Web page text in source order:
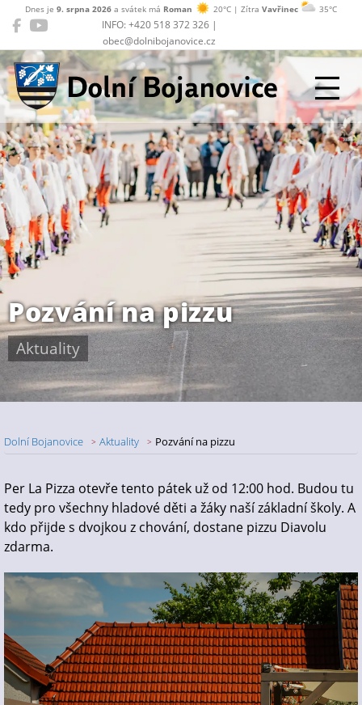
INFO: +420 518 372 326 |
obec@dolnibojanovice.cz
Dnes je 9. srpna 2026 a svátek má Roman 20°C | Zítra Vavřinec 35°C
Dolní Bojanovice
Pozvání na pizzu
Aktuality
Dolní Bojanovice Aktuality Pozvání na pizzu
Nadpis článku
Per La Pizza otevře tento pátek už od 12:00 hod. Budou tu
tedy pro všechny hladové děti a žáky naší základní školy. A
kdo přijde s dvojkou z chování, dostane pizzu Diavolu
zdarma.